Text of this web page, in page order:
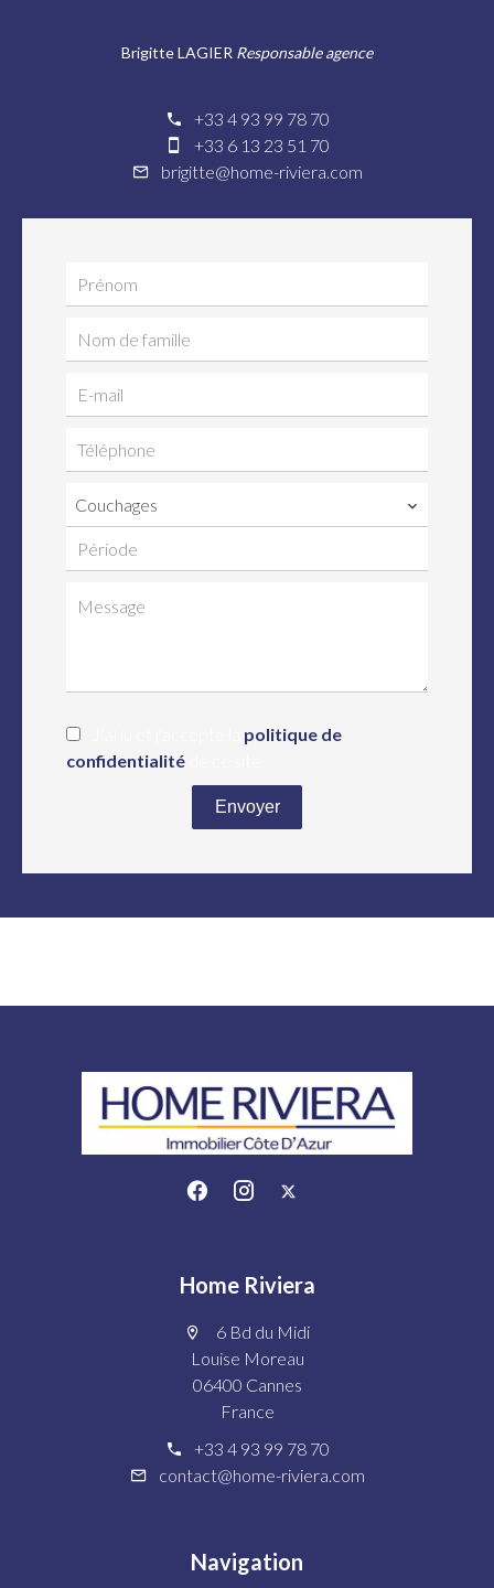
Brigitte LAGIER Responsable agence
+33 4 93 99 78 70
+33 6 13 23 51 70
brigitte@home-riviera.com
Couchages
politique de
confidentialité
Envoyer
Home Riviera
6 Bd du Midi
Louise Moreau
06400 Cannes
France
+33 4 93 99 78 70
contact@home-riviera.com
Navigation